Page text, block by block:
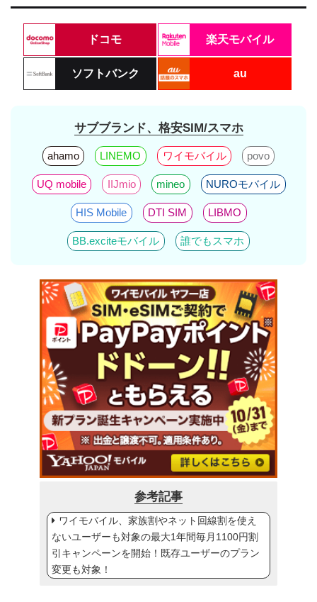
ドコモ 楽天モバイル
ソフトバンク au
サブブランド、格安SIM/スマホ
ahamo LINEMO ワイモバイル povo
UQ mobile IIJmio mineo NUROモバイル
HIS Mobile DTI SIM LIBMO
BB.exciteモバイル 誰でもスマホ
参考記事
ワイモバイル、家族割やネット回線割を使え
ないユーザーも対象の最大1年間毎月1100円割
引キャンペーンを開始！既存ユーザーのプラン
変更も対象！